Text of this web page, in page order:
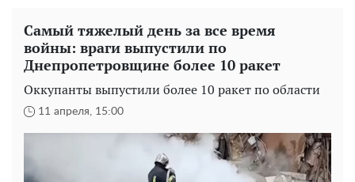
Самый тяжелый день за все время
войны: враги выпустили по
Днепропетровщине более 10 ракет
Оккупанты выпустили более 10 ракет по области
11 апреля, 15:00